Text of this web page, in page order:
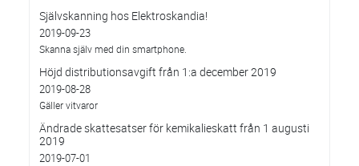
Självskanning hos Elektroskandia!
2019-09-23
Skanna själv med din smartphone.
Höjd distributionsavgift från 1:a december 2019
2019-08-28
Gäller vitvaror
Ändrade skattesatser för kemikalieskatt från 1 augusti
2019
2019-07-01